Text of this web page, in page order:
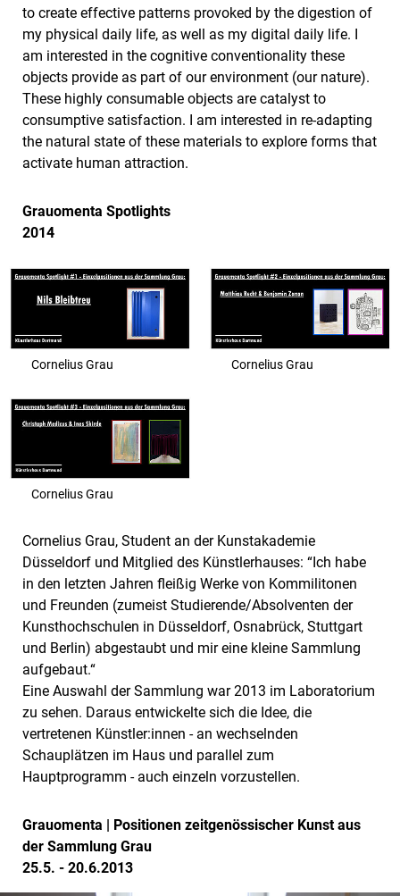
to create effective patterns provoked by the digestion of
my physical daily life, as well as my digital daily life. I
am interested in the cognitive conventionality these
objects provide as part of our environment (our nature).
These highly consumable objects are catalyst to
consumptive satisfaction. I am interested in re-adapting
the natural state of these materials to explore forms that
activate human attraction.
Grauomenta Spotlights
2014
Cornelius Grau Cornelius Grau
Cornelius Grau
Cornelius Grau, Student an der Kunstakademie
Düsseldorf und Mitglied des Künstlerhauses: “Ich habe
in den letzten Jahren fleißig Werke von Kommilitonen
und Freunden (zumeist Studierende/Absolventen der
Kunsthochschulen in Düsseldorf, Osnabrück, Stuttgart
und Berlin) abgestaubt und mir eine kleine Sammlung
aufgebaut.“
Eine Auswahl der Sammlung war 2013 im Laboratorium
zu sehen. Daraus entwickelte sich die Idee, die
vertretenen Künstler:innen - an wechselnden
Schauplätzen im Haus und parallel zum
Hauptprogramm - auch einzeln vorzustellen.
Grauomenta | Positionen zeitgenössischer Kunst aus
der Sammlung Grau
25.5. - 20.6.2013